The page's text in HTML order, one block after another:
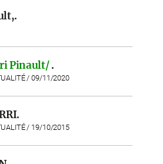
Pinault/ .
/ 09/11/2020
/ 19/10/2015